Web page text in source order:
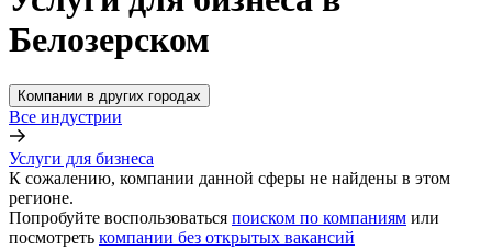
Белозерском
Компании в других городах
Все индустрии
Услуги для бизнеса
К сожалению, компании данной сферы не найдены в этом
регионе.
Попробуйте воспользоваться поиском по компаниям или
посмотреть компании без открытых вакансий